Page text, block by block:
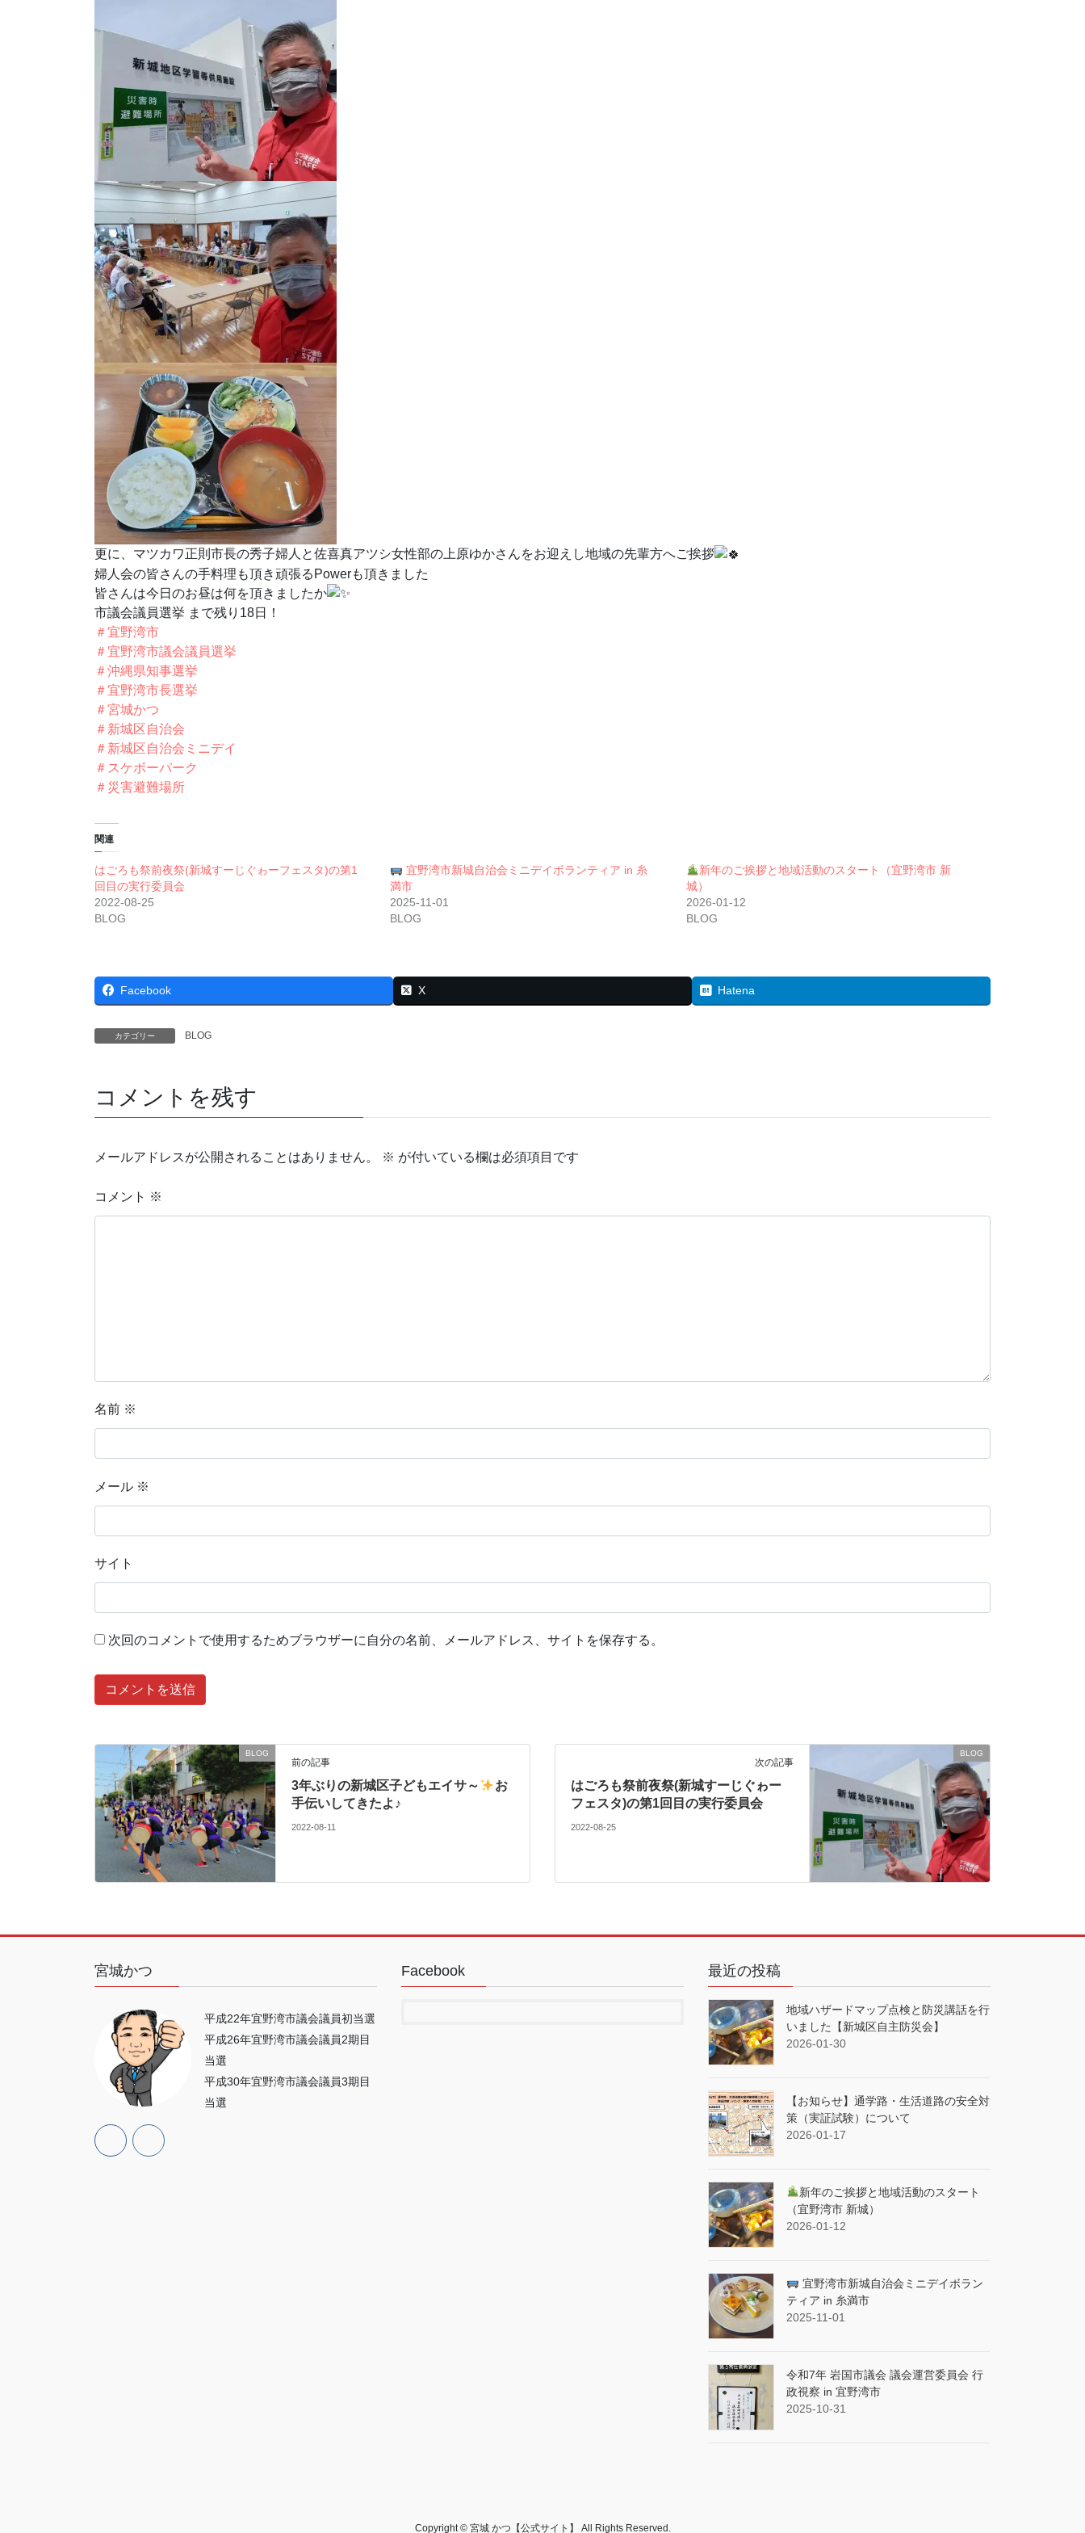
更に、マツカワ正則市長の秀子婦人と佐喜真アツシ女性部の上原ゆかさんをお迎えし地域の先輩方へご挨拶
婦人会の皆さんの手料理も頂き頑張るPowerも頂きました
皆さんは今日のお昼は何を頂きましたか
市議会議員選挙 まで残り18日！
＃宜野湾市
＃宜野湾市議会議員選挙
＃沖縄県知事選挙
＃宜野湾市長選挙
＃宮城かつ
＃新城区自治会
＃新城区自治会ミニデイ
＃スケボーパーク
＃災害避難場所
関連
はごろも祭前夜祭(新城すーじぐゎーフェスタ)の第1
回目の実行委員会
2022-08-25
BLOG
宜野湾市新城自治会ミニデイボランティア in 糸
満市
2025-11-01
BLOG
新年のご挨拶と地域活動のスタート（宜野湾市 新
城）
2026-01-12
BLOG
Facebook X Hatena
カテゴリー BLOG
コメントを残す
メールアドレスが公開されることはありません。 ※ が付いている欄は必須項目です
コメント ※
名前 ※
メール ※
サイト
次回のコメントで使用するためブラウザーに自分の名前、メールアドレス、サイトを保存する。
BLOG
前の記事
3年ぶりの新城区子どもエイサ～
お
手伝いしてきたよ♪
2022-08-11
BLOG
次の記事
はごろも祭前夜祭(新城すーじぐゎー
フェスタ)の第1回目の実行委員会
2022-08-25
宮城かつ
平成22年宜野湾市議会議員初当選
平成26年宜野湾市議会議員2期目
当選
平成30年宜野湾市議会議員3期目
当選
Facebook 最近の投稿
地域ハザードマップ点検と防災講話を行
いました【新城区自主防災会】
2026-01-30
【お知らせ】通学路・生活道路の安全対
策（実証試験）について
2026-01-17
新年のご挨拶と地域活動のスタート
（宜野湾市 新城）
2026-01-12
宜野湾市新城自治会ミニデイボラン
ティア in 糸満市
2025-11-01
令和7年 岩国市議会 議会運営委員会 行
政視察 in 宜野湾市
2025-10-31
Copyright © 宮城 かつ【公式サイト】 All Rights Reserved.